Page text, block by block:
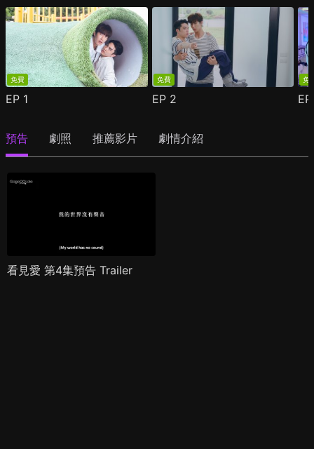
免費
EP 1
免費
EP 2
免
預告 劇照 推薦影片 劇情介紹
看見愛 第4集預告 Trailer